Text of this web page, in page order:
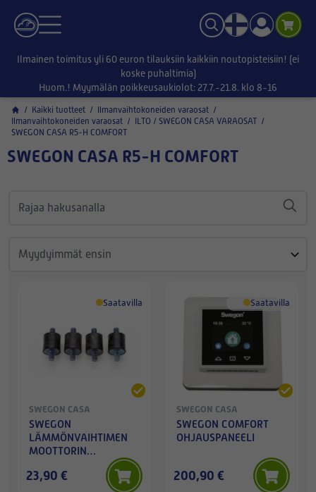
Ilmainen toimitus yli 60 euron tilauksiin kaikkiin noutopisteisiin! (ei
koske puhaltimia)
Huom.! Myymälän poikkeusaukiolot: 27.7.-21.8. klo 8-16
/ Kaikki tuotteet / Ilmanvaihtokoneiden varaosat /
Ilmanvaihtokoneiden varaosat / ILTO / SWEGON CASA VARAOSAT /
SWEGON CASA R5-H COMFORT
SWEGON CASA R5-H COMFORT
Saatavilla
SWEGON CASA
SWEGON
LÄMMÖNVAIHTIMEN
MOOTTORIN
TÄRINÄNVAIMENNUSKUMIT
4KPL
23,90 €
Saatavilla
SWEGON CASA
SWEGON COMFORT
OHJAUSPANEELI
200,90 €